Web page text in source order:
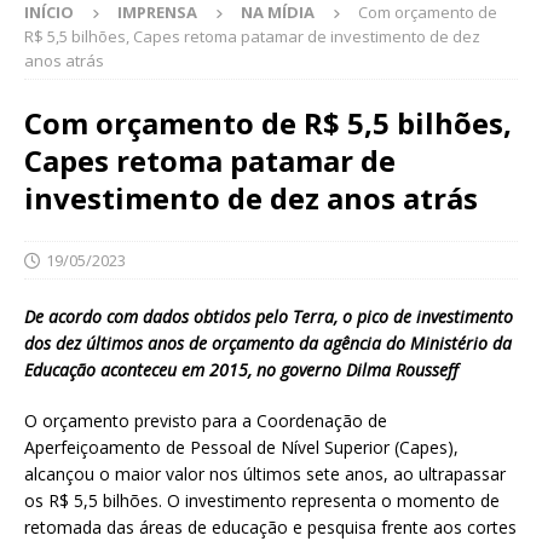
INÍCIO IMPRENSA NA MÍDIA
Com orçamento de
R$ 5,5 bilhões, Capes retoma patamar de investimento de dez
anos atrás
Com orçamento de R$ 5,5 bilhões,
Capes retoma patamar de
investimento de dez anos atrás
19/05/2023
De acordo com dados obtidos pelo Terra, o pico de investimento
dos dez últimos anos de orçamento da agência do Ministério da
Educação aconteceu em 2015, no governo Dilma Rousseff
O orçamento previsto para a Coordenação de
Aperfeiçoamento de Pessoal de Nível Superior (Capes),
alcançou o maior valor nos últimos sete anos, ao ultrapassar
os R$ 5,5 bilhões. O investimento representa o momento de
retomada das áreas de educação e pesquisa frente aos cortes